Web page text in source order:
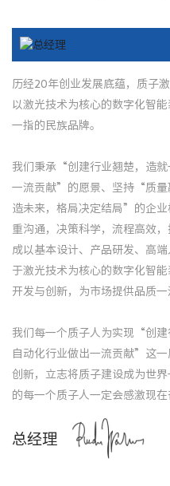
历经20年创业发展底蕴，质子
以激光技术为核心的数字化智
一指的民族品牌。
我们秉承“创建行业翘楚，造就
一流贡献”的愿景、坚持“质量
造未来，格局决定结局”的企
重沟通，决策科学，流程高效
成以基本设计、产品研发、高
于激光技术为核心的数字化智
开发与创新，为市场提供品质一
我们每一个质子人为实现“创建
自动化行业做出一流贡献”这
创新，立志将质子建设成为世
的每一个质子人一定会感激现在
总经理